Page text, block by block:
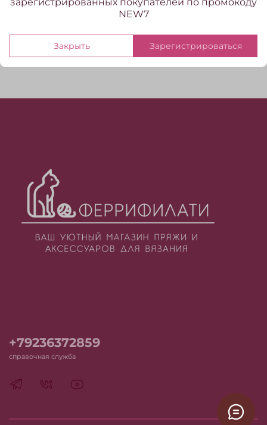
Отзывы
Написать отзыв
+79236372859
справочная служба
NEW7
Закрыть Зарегистрироваться